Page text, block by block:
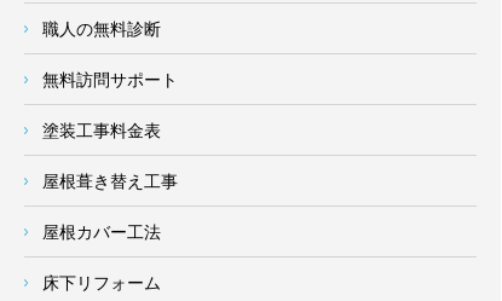
職人の無料診断
無料訪問サポート
塗装工事料金表
屋根葺き替え工事
屋根カバー工法
床下リフォーム